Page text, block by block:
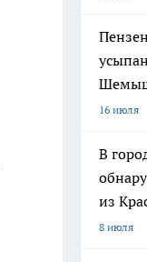
16 июля
В
из
8 июля